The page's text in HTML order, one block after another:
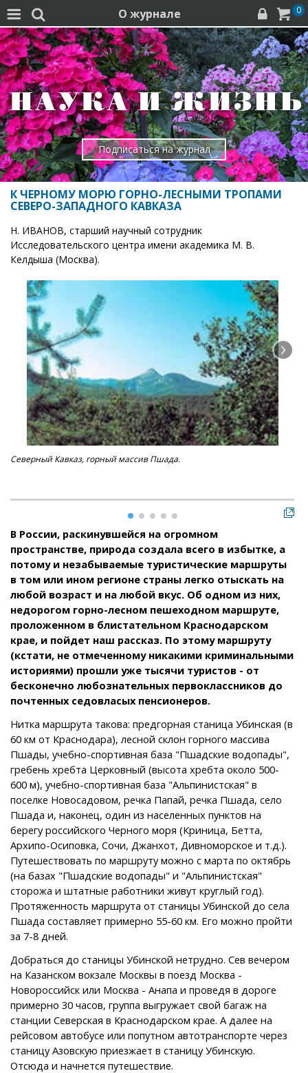
  О журнале   0
Подписаться на журнал
К ЧЕРНОМУ МОРЮ ГОРНО-ЛЕСНЫМИ ТРОПАМИ
СЕВЕРО-ЗАПАДНОГО КАВКАЗА
Н. ИВАНОВ, старший научный сотрудник
Исследовательского центра имени академика М. В.
Келдыша (Москва).
Северный Кавказ, горный массив Пшада.
В России, раскинувшейся на огромном
пространстве, природа создала всего в избытке, а
потому и незабываемые туристические маршруты
в том или ином регионе страны легко отыскать на
любой возраст и на любой вкус. Об одном из них,
недорогом горно-лесном пешеходном маршруте,
проложенном в блистательном Краснодарском
крае, и пойдет наш рассказ. По этому маршруту
(кстати, не отмеченному никакими криминальными
историями) прошли уже тысячи туристов - от
бесконечно любознательных первоклассников до
почтенных седовласых пенсионеров.
Нитка маршрута такова: предгорная станица Убинская (в
60 км от Краснодара), лесной склон горного массива
Пшады, учебно-спортивная база "Пшадские водопады",
гребень хребта Церковный (высота хребта около 500-
600 м), учебно-спортивная база "Альпинистская" в
поселке Новосадовом, речка Папай, речка Пшада, село
Пшада и, наконец, один из населенных пунктов на
берегу российского Черного моря (Криница, Бетта,
Архипо-Осиповка, Сочи, Джанхот, Дивноморское и т.д.).
Путешествовать по маршруту можно с марта по октябрь
(на базах "Пшадские водопады" и "Альпинистская"
сторожа и штатные работники живут круглый год).
Протяженность маршрута от станицы Убинской до села
Пшада составляет примерно 55-60 км. Его можно пройти
за 7-8 дней.
Добраться до станицы Убинской нетрудно. Сев вечером
на Казанском вокзале Москвы в поезд Москва -
Новороссийск или Москва - Анапа и проведя в дороге
примерно 30 часов, группа выгружает свой багаж на
станции Северская в Краснодарском крае. А далее на
рейсовом автобусе или попутном автотранспорте через
станицу Азовскую приезжает в станицу Убинскую.
Отсюда и начнется путешествие.